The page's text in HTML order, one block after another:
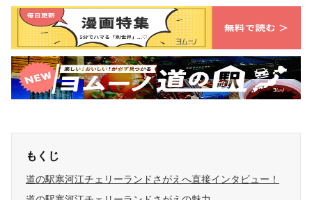
もくじ
道の駅寒河江チェリーランドさがえへ直接インタビュー！